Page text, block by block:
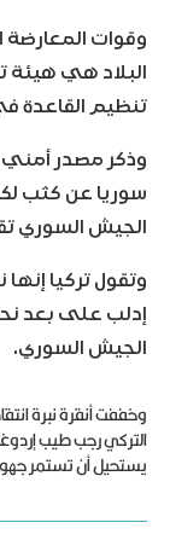
وقوات
البلاد هي هيئة
تنظيم القاعدة
وذكر مصدر أمني
سوريا عن كثب
الجيش السوري
وتقول تركيا
الجيش السوري.
وخففت أنقرة نبرة
التركي رجب طيب
يستحيل أن تستمر